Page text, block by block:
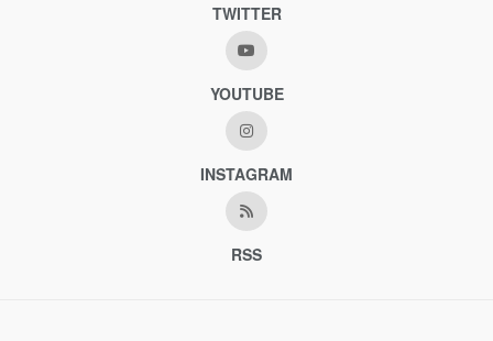
TWITTER
YOUTUBE
INSTAGRAM
RSS